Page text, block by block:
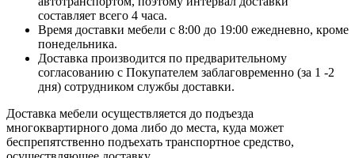
составляет всего 4 часа.
Время доставки мебели с 8:00 до 19:00 ежедневно, кроме
понедельника.
Доставка производится по предварительному
согласованию с Покупателем заблаговременно (за 1 -2
дня) сотрудником службы доставки.
Доставка мебели осуществляется до подъезда
многоквартирного дома либо до места, куда может
беспрепятственно подъехать транспортное средство,